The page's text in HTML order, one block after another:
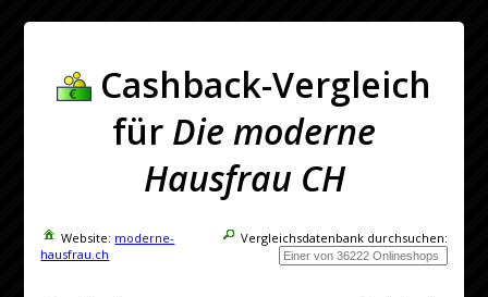
Cashback-Vergleich
für Die moderne
Hausfrau CH
Website: moderne-
hausfrau.ch
Vergleichsdatenbank durchsuchen: